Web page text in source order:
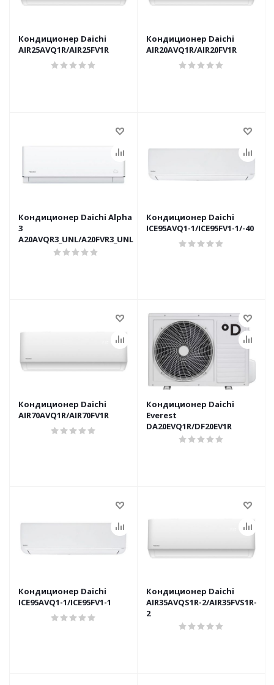
Кондиционер Daichi
AIR25AVQ1R/AIR25FV1R
Кондиционер Daichi
AIR20AVQ1R/AIR20FV1R
Кондиционер Daichi Alpha
3
A20AVQR3_UNL/A20FVR3_UNL
Кондиционер Daichi
ICE95AVQ1-1/ICE95FV1-1/-40
Кондиционер Daichi
AIR70AVQ1R/AIR70FV1R
Кондиционер Daichi
Everest
DA20EVQ1R/DF20EV1R
Кондиционер Daichi
ICE95AVQ1-1/ICE95FV1-1
Кондиционер Daichi
AIR35AVQS1R-2/AIR35FVS1R-
2